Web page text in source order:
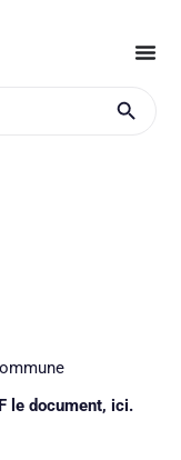
le document, ici.